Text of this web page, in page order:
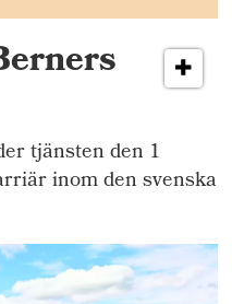
tjänsten den 1
inom den svenska